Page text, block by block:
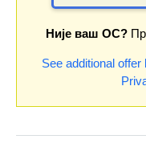
Није ваш ОС?
See additional